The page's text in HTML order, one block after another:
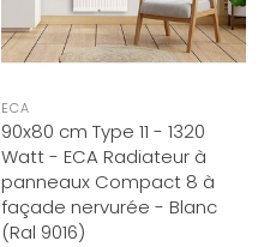
ECA
90x80 cm Type 11 - 1320
Watt - ECA Radiateur à
panneaux Compact 8 à
façade nervurée - Blanc
(Ral 9016)